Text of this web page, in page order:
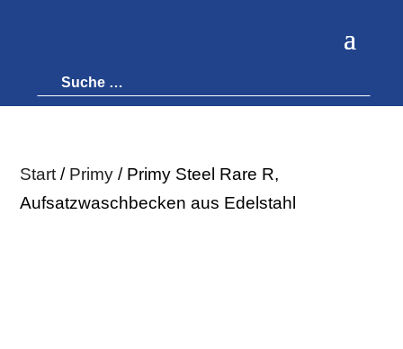
Start / Primy / Primy Steel Rare R,
Aufsatzwaschbecken aus Edelstahl